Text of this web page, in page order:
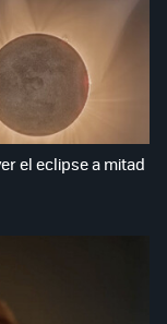
el eclipse a mitad